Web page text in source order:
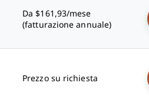
Da $161,93/mese
(fatturazione annuale)
Prezzo su richiesta